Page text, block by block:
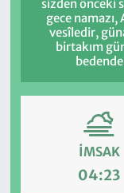
sizden önceki
gece
vesîledir,
birtakım
İMSAK
04:23